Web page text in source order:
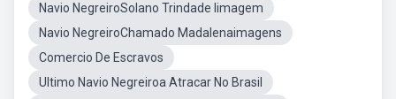
Navio NegreiroSolano Trindade Iimagem
Navio NegreiroChamado Madalenaimagens
Comercio De Escravos
Ultimo Navio Negreiroa Atracar No Brasil